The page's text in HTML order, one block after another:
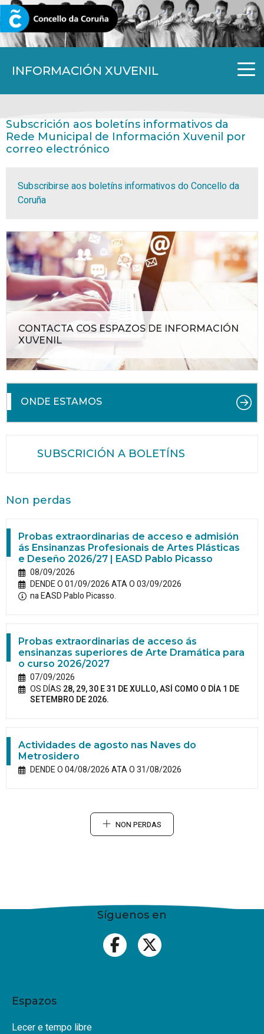
INFORMACIÓN XUVENIL
CORUNA.GAL
Subscrición aos boletíns informativos da
Rede Municipal de Información Xuvenil por
correo electrónico
Subscribirse aos boletíns informativos do Concello da
Coruña
CONTACTA COS ESPAZOS DE INFORMACIÓN
XUVENIL
ONDE ESTAMOS
SUBSCRICIÓN A BOLETÍNS
Non perdas
Probas extraordinarias de acceso e admisión
ás Ensinanzas Profesionais de Artes Plásticas
e Deseño 2026/27 | EASD Pablo Picasso
08/09/2026
DENDE O 01/09/2026 ATA O 03/09/2026
na EASD Pablo Picasso.
Probas extraordinarias de acceso ás
ensinanzas superiores de Arte Dramática para
o curso 2026/2027
07/09/2026
OS DÍAS 28, 29, 30 E 31 DE XULLO, ASÍ COMO O DÍA 1 DE
SETEMBRO DE 2026.
Actividades de agosto nas Naves do
Metrosidero
DENDE O 04/08/2026 ATA O 31/08/2026
NON PERDAS
Síguenos en
Espazos
Lecer e tempo libre